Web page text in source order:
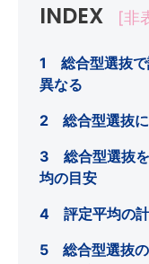
INDEX [非
1 総合型選抜で
異なる
2 総合型選抜に
3 総合型選抜を
均の目安
4 評定平均の
5 総合型選抜の